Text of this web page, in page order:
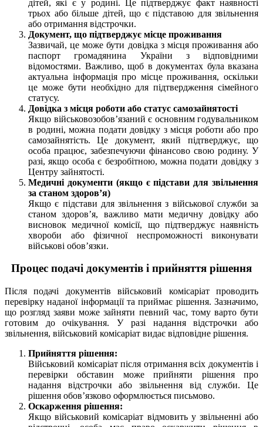
дітей, які є у родині. Це підтверджує факт наявності
трьох або більше дітей, що є підставою для звільнення
або отримання відстрочки.
Документ, що підтверджує місце проживання
Зазвичай, це може бути довідка з місця проживання або
паспорт громадянина України з відповідними
відомостями. Важливо, щоб в документах була вказана
актуальна інформація про місце проживання, оскільки
це може бути необхідно для підтвердження сімейного
статусу.
Довідка з місця роботи або статус самозайнятості
Якщо військовозобов’язаний є основним годувальником
в родині, можна подати довідку з місця роботи або про
самозайнятість. Це документ, який підтверджує, що
особа працює, забезпечуючи фінансово свою родину. У
разі, якщо особа є безробітною, можна подати довідку з
Центру зайнятості.
Медичні документи (якщо є підстави для звільнення
за станом здоров’я)
Якщо є підстави для звільнення з військової служби за
станом здоров’я, важливо мати медичну довідку або
висновок медичної комісії, що підтверджує наявність
хвороби або фізичної неспроможності виконувати
військові обов’язки.
Процес подачі документів і прийняття рішення
Після подачі документів військовий комісаріат проводить
перевірку наданої інформації та приймає рішення. Зазначимо,
що розгляд заяви може зайняти певний час, тому варто бути
готовим до очікування. У разі надання відстрочки або
звільнення, військовий комісаріат видає відповідне рішення.
Прийняття рішення:
Військовий комісаріат після отримання всіх документів і
перевірки обставин може прийняти рішення про
надання відстрочки або звільнення від служби. Це
рішення обов’язково оформлюється письмово.
Оскарження рішення:
Якщо військовий комісаріат відмовить у звільненні або